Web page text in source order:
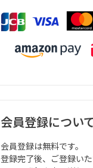
会員登録につい
会員登録は無料です。
登録完了後、ご登録い